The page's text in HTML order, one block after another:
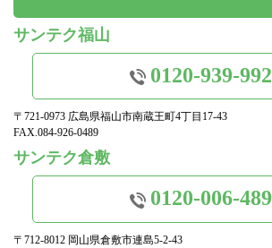
サンテク福山
0120-939-992
〒721-0973 広島県福山市南蔵王町4丁目17-43
FAX.084-926-0489
サンテク倉敷
0120-006-489
〒712-8012 岡山県倉敷市連島5-2-43